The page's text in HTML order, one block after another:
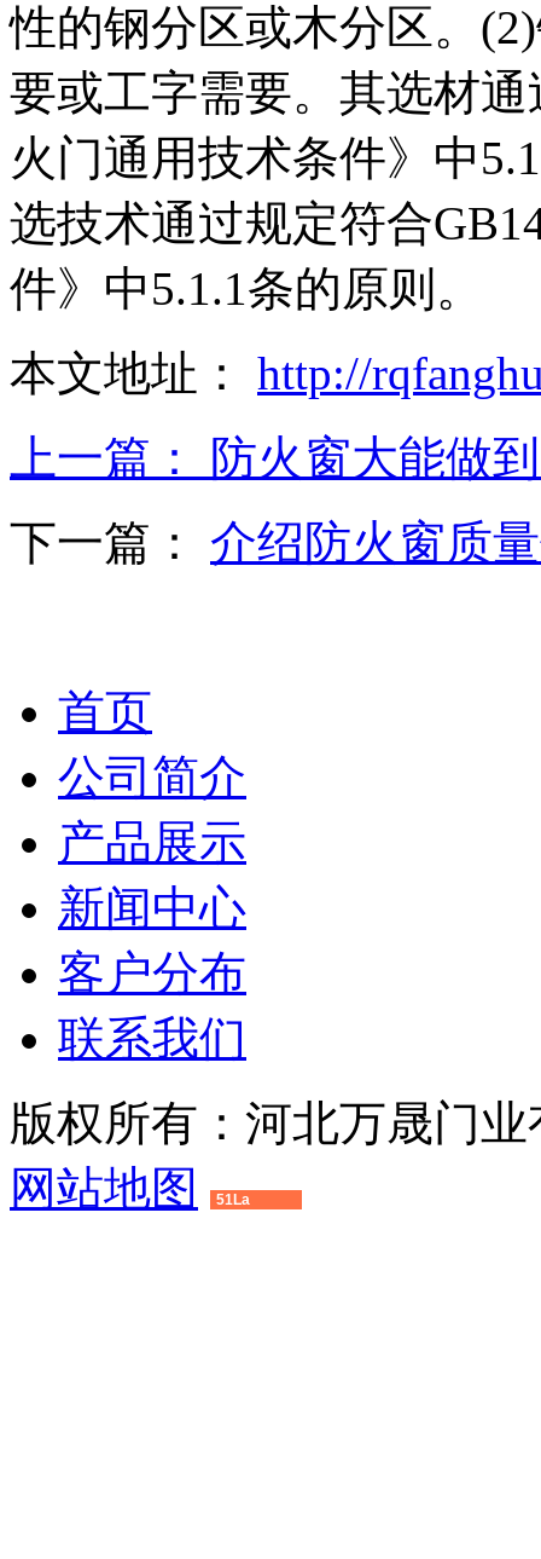
性的钢分区或木分区。
要或工字需要。其选材
火门通用技术条件》中
选技术通过规定符合
件》中5.1.1条的原则。
本文地址： http://
上一篇：
防火窗大能做
下一篇： 介绍防火窗质
首页
公司简介
产品展示
新闻中心
客户分布
联系我们
版权所有：河北万晟门
网站地图
51La